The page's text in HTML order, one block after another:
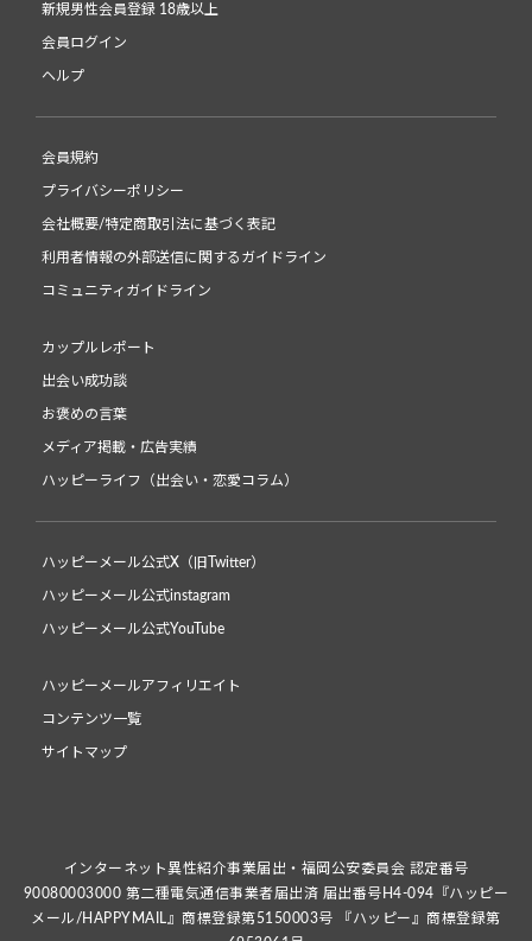
新規男性会員登録 18歳以上
会員ログイン
ヘルプ
会員規約
プライバシーポリシー
会社概要/特定商取引法に基づく表記
利用者情報の外部送信に関するガイドライン
コミュニティガイドライン
カップルレポート
出会い成功談
お褒めの言葉
メディア掲載・広告実績
ハッピーライフ（出会い・恋愛コラム）
ハッピーメール公式X（旧Twitter）
ハッピーメール公式instagram
ハッピーメール公式YouTube
ハッピーメールアフィリエイト
コンテンツ一覧
サイトマップ
インターネット異性紹介事業届出・福岡公安委員会 認定番号
90080003000 第二種電気通信事業者届出済 届出番号H4-094『ハッピー
メール/HAPPYMAIL』商標登録第5150003号 『ハッピー』商標登録第